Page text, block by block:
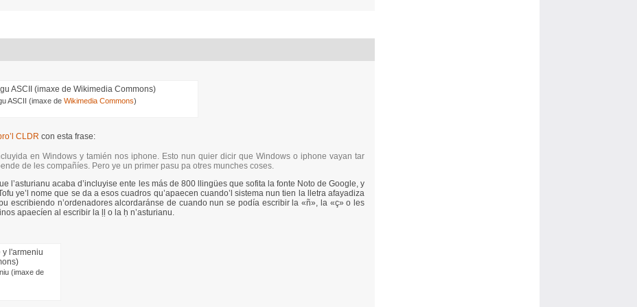
ASCII (imaxe de Wikimedia Commons)
CLDR con esta frase:
en Windows y tamién nos iphone. Esto nun quier dicir que Windows o iphone vayan tar
de les compañíes. Pero ye un primer pasu pa otres munches coses.
l’asturianu acaba d’incluyise ente les más de 800 llingües que sofita la fonte Noto de Google, y
ye’l nome que se da a esos cuadros qu’apaecen cuando’l sistema nun tien la lletra afayadiza
escribiendo n’ordenadores alcordaránse de cuando nun se podía escribir la «ñ», la «ç» o les
apaecíen al escribir la ḷḷ o la ḥ n’asturianu.
(imaxe de